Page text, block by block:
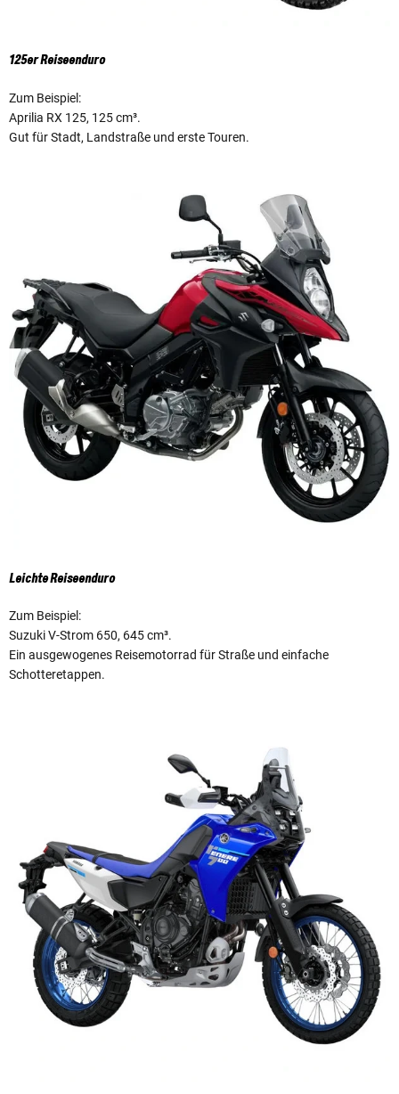
125er Reiseenduro
Zum Beispiel:
Aprilia RX 125, 125 cm³.
Gut für Stadt, Landstraße und erste Touren.
Leichte Reiseenduro
Zum Beispiel:
Suzuki V-Strom 650, 645 cm³.
Ein ausgewogenes Reisemotorrad für Straße und einfache
Schotteretappen.